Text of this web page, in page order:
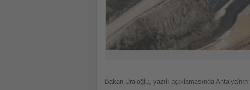
Bakan Uraloğlu, yazılı açıklamasında